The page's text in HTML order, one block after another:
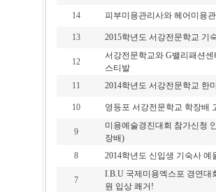
14 피부미용관리사와 헤어미용
13 2015학년도 서강전문학교 기
12
서강전문학교와 G밸리패션
스티발
11
2014학년도 서강전문학교 한
10 영등포 서강전문학교 학장배
9
미용예술경진대회 참가신청
장배)
8
2014학년도 신입생 기숙사 예
7
I.B.U 국제미용엑스포 경연대
원 입상 쾌거!